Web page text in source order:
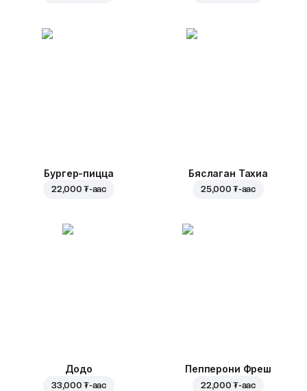
Бургер-пицца
22,000 ₮-аас
Бяслаган Тахиа
25,000 ₮-аас
Додо
33,000 ₮-аас
Пепперони Фреш
22,000 ₮-аас